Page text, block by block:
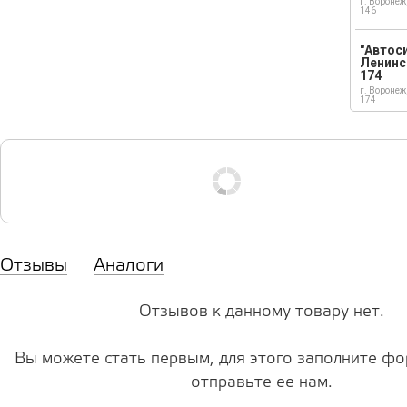
146
174
г.
174
Отзывы Аналоги
Отзывов к данному товару нет.
Вы можете стать первым, для этого заполните
отправьте ее нам.